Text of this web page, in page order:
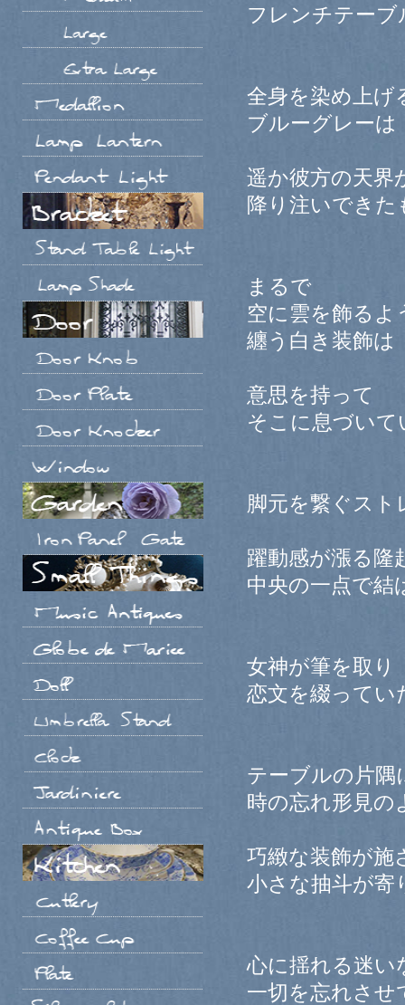
フレンチテー
全身を染め上げ
ブルーグレーは
遥か彼方の天界
降り注いでき
まるで
空に雲を飾るよ
纏う白き装飾は
意思を持って
そこに息づい
脚元を繋ぐスト
躍動感が漲る隆
中央の一点で結
女神が筆を取り
恋文を綴ってい
テーブルの片隅
時の忘れ形見の
巧緻な装飾が施
小さな抽斗が寄
心に揺れる迷い
一切を忘れさせ